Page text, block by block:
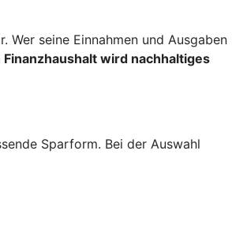
Wer seine Einnahmen und Ausgaben
wird nachhaltiges
Sparform. Bei der Auswahl